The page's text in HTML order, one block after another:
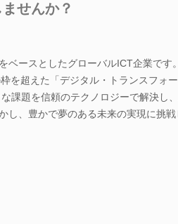
せんか？
ベースとしたグローバルICT企業です
を超えた「デジタル・トランスフォ
課題を信頼のテクノロジーで解決し
し、豊かで夢のある未来の実現に挑戦